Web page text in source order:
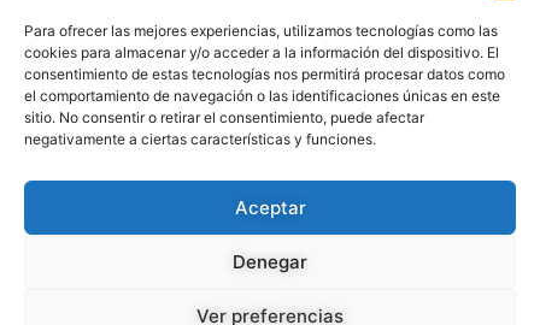
Para ofrecer las mejores experiencias, utilizamos tecnologías como las
cookies para almacenar y/o acceder a la información del dispositivo. El
consentimiento de estas tecnologías nos permitirá procesar datos como
el comportamiento de navegación o las identificaciones únicas en este
sitio. No consentir o retirar el consentimiento, puede afectar
negativamente a ciertas características y funciones.
Aceptar
Denegar
Ver preferencias
Blog
Contacto
Política de Privacidad
Posicionamiento Web